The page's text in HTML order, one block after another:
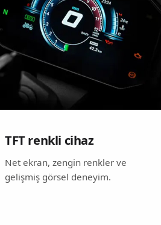
TFT renkli cihaz
Net ekran, zengin renkler ve
gelişmiş görsel deneyim.